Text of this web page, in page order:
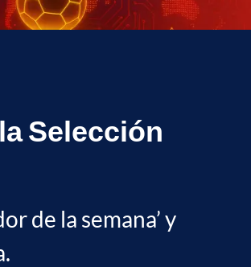
Selección
de la semana’ y